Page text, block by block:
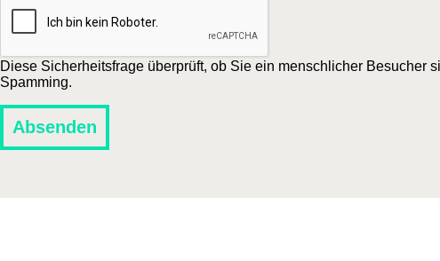
Diese Sicherheitsfrage überprüft, ob Sie ein menschlicher Besucher
Spamming.